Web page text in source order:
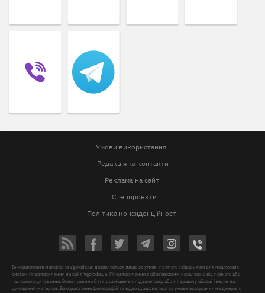
Умови використання
Редакція та контакти
Реклама на сайті
Спецпроекти
Політика конфіденційності
Використання матеріалів Vgorode.ua дозволяється лише за умови прямого і відкритого для пошукових
систем гіперпосилання на сайт Vgorode.ua. Гіперпосилання є обов'язковим незалежно від повного або
часткового цитування. Воно повинно бути розміщене у підзаголовку або у першому абзаці і вести на
цитований матеріал. Використання фотографій та відео дозволяється за умови вказування на джерело